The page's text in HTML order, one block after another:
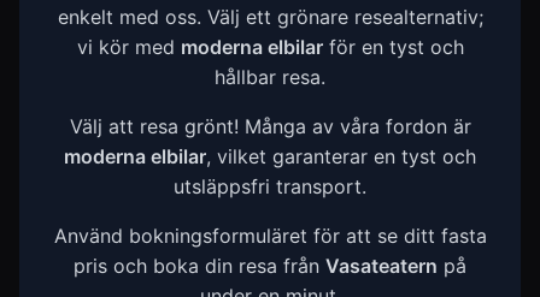
enkelt med oss. Välj ett grönare resealternativ;
vi kör med moderna elbilarför en tyst och
hållbar resa.
Välj att resa grönt! Många av våra fordon är
moderna elbilar, vilket garanterar en tyst och
utsläppsfri transport.
Använd bokningsformuläret för att se ditt fasta
pris och boka din resa från Vasateatern på